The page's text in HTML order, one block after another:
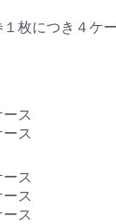
枚につき４ケ
ス
ス
ス
ス